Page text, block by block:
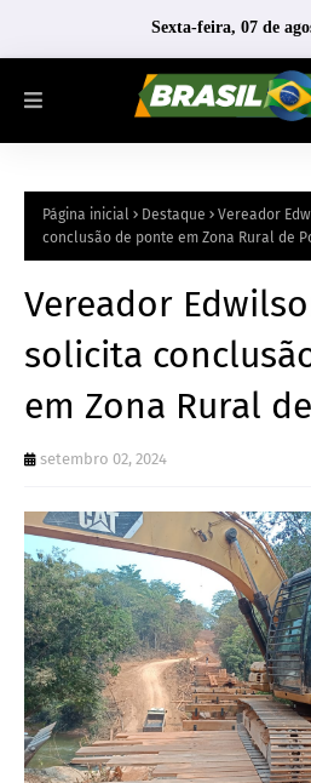
Sexta-feira, 07 de
Página inicial Destaque
Vereador
conclusão de ponte em Zona Rural de
Vereador
solicita
em Zona Rural
setembro 02, 2024